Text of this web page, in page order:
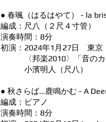
● 春颯（はるはやて） - la
編成：尺八（２尺４寸管）
演奏時間：8分
初演：2024年1月27日 東京
〈邦楽2010〉「音のカ
小濱明人（尺八）
● 秋さらば...⿅鳴かむ - A
編成：ピアノ
演奏時間：8分